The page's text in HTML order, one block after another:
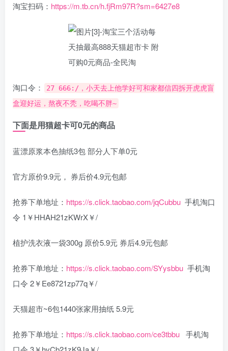
淘宝扫码： https://m.tb.cn/h.fjRm97R?sm=6427e8
淘口令：
27 666:/，小天去上他学好可和家都信四拆开虎虎盲
盒迎好运，熬夜不秃，吃喝不胖~
下面是用猫超卡可0元的商品
蓝漂原浆本色抽纸3包 部分人下单0元
官方原价9.9元， 券后价4.9元包邮
抢券下单地址： https://s.click.taobao.com/jqCubbu 手机淘口
令 1￥HHAH21zKWrX￥/
植护洗衣液一袋300g 原价5.9元 券后4.9元包邮
抢券下单地址： https://s.click.taobao.com/SYysbbu 手机淘
口令 2￥Ee8721zp77q￥/
天猫超市~6包1440张家用抽纸 5.9元
抢券下单地址： https://s.click.taobao.com/ce3tbbu 手机淘